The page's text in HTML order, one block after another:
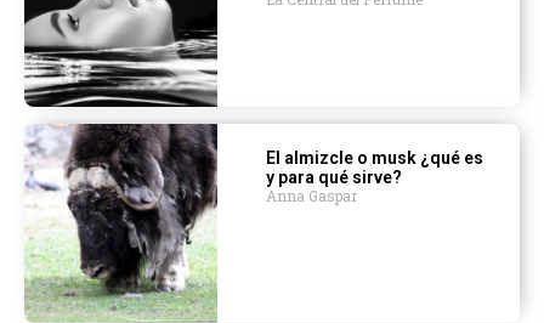
El almizcle o musk ¿qué es
y para qué sirve?
Anna Gaspar